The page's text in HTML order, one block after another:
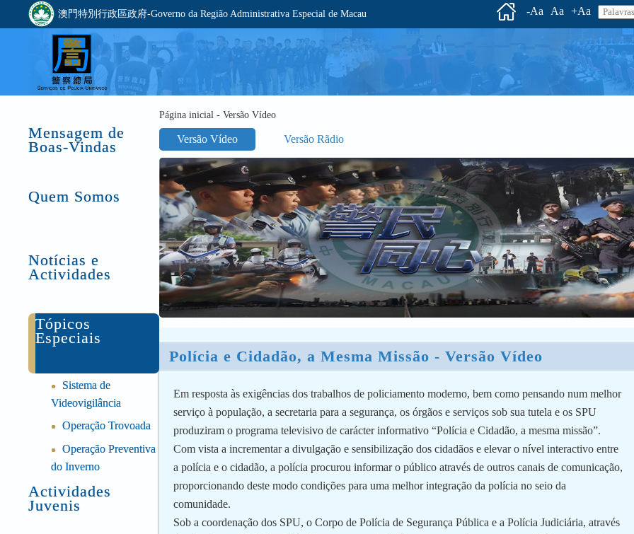
澳門特別行政區政府-Governo da Região Administrativa Especial de Macau -Aa Aa +Aa
Mensagem de
Boas-Vindas
Quem Somos
Notícias e
Actividades
Tópicos
Especiais
●
Sistema de
Videovigilância
● Operação Trovoada
●
Operação Preventiva
do Inverno
Actividades
Juvenis
Página inicial - Versão Vídeo
Versão Vídeo Versão Rãdio
Polícia e Cidadão, a Mesma Missão - Versão Vídeo
Em resposta às exigências dos trabalhos de policiamento moderno, bem como pensando num melhor
serviço à população, a secretaria para a segurança, os órgãos e serviços sob sua tutela e os SPU
produziram o programa televisivo de carácter informativo “Polícia e Cidadão, a mesma missão”.
Com vista a incrementar a divulgação e sensibilização dos cidadãos e elevar o nível interactivo entre
a polícia e o cidadão, a polícia procurou informar o público através de outros canais de comunicação,
proporcionando deste modo condições para uma melhor integração da polícia no seio da
comunidade.
Sob a coordenação dos SPU, o Corpo de Polícia de Segurança Pública e a Polícia Judiciária, através